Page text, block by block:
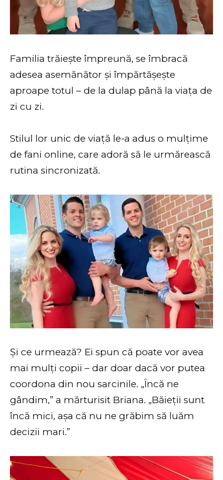
Familia trăiește împreună, se îmbracă
adesea asemănător și împărtășește
aproape totul – de la dulap până la viața de
zi cu zi.
Stilul lor unic de viață le-a adus o mulțime
de fani online, care adoră să le urmărească
rutina sincronizată.
Și ce urmează? Ei spun că poate vor avea
mai mulți copii – dar doar dacă vor putea
coordona din nou sarcinile. „Încă ne
gândim,” a mărturisit Briana. „Băieții sunt
încă mici, așa că nu ne grăbim să luăm
decizii mari.”